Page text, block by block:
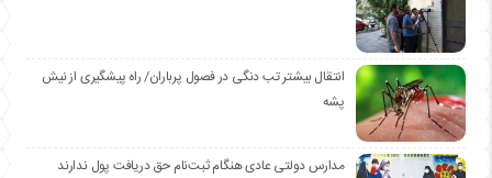
انتقال بیشتر تب دنگی در فصول پرباران/ راه پیشگیری از نیش
پشه
مدارس دولتی عادی هنگام ثبت‌نام حق دریافت پول ندارند